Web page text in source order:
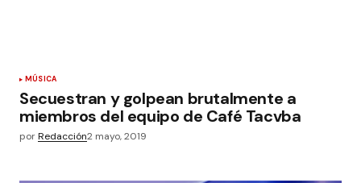
MÚSICA
Secuestran y golpean brutalmente a
miembros del equipo de Café Tacvba
porRedacción2 mayo, 2019